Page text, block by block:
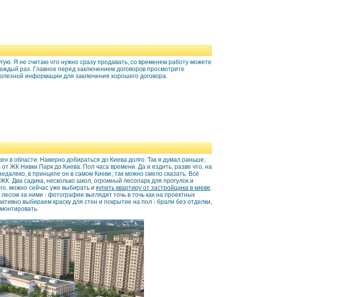
Я не считаю что нужно сразу продавать, со временем работу можете
раз. Главное перед заключением договоров просмотрите
информации для заключения хорошего договора.
в области. Наверно добираться до Киева долго. Так я думал раньше,
ЖК Нивки Парк до Киева. Пол часа времени. Да и ездить, разве что, на
в принципе он в самом Киеве, так можно смело сказать. Всё
Два садика, несколько школ, огромный лесопарк для прогулок и
можно сейчас уже выбирать и купить квартиру от застройщика в киеве.
за ними - фотографии выглядят точь в точь как на проектных
выбираем краску для стен и покрытие на пол - брали без отделки,